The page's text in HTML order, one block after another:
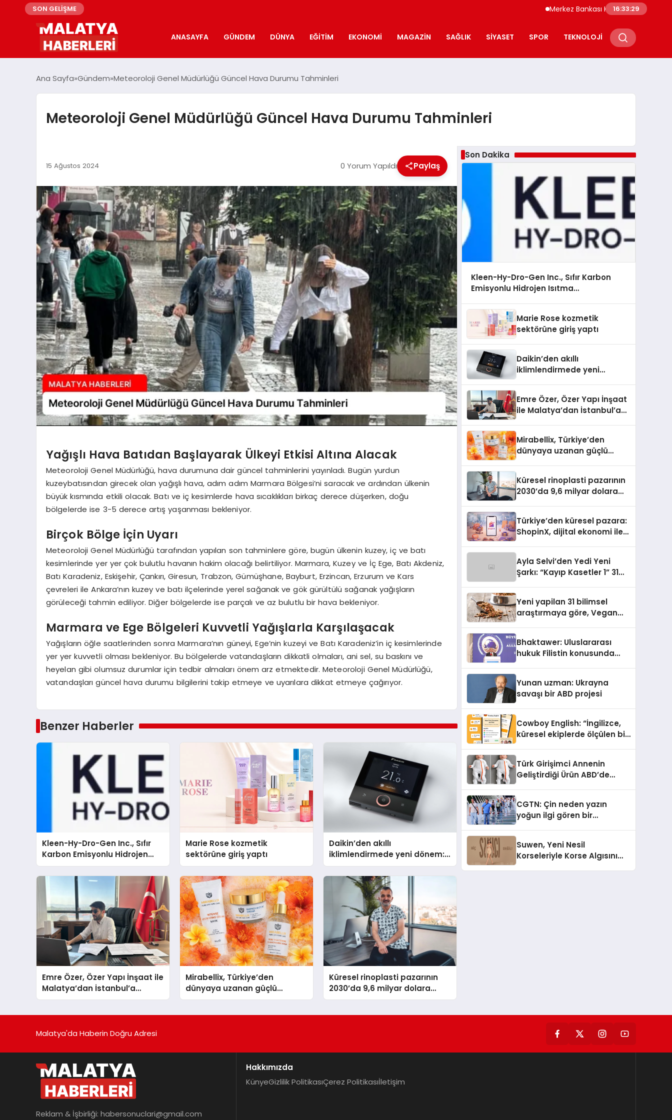
SON GELİŞME Merkez Bankası Kripto Varlık Merkezi
16:33:30
ANASAYFA GÜNDEM DÜNYA EĞITIM EKONOMI MAGAZIN SAĞLIK SIYASET SPOR TEKNOLOJI
Ana Sayfa Gündem Meteoroloji Genel Müdürlüğü Güncel Hava Durumu Tahminleri
Meteoroloji Genel Müdürlüğü Güncel Hava Durumu Tahminleri
15 Ağustos 2024 0 Yorum Yapıldı Paylaş
Yağışlı Hava Batıdan Başlayarak Ülkeyi Etkisi Altına Alacak
Meteoroloji Genel Müdürlüğü, hava durumuna dair güncel tahminlerini yayınladı. Bugün yurdun
kuzeybatısından girecek olan yağışlı hava, adım adım Marmara Bölgesi’ni saracak ve ardından ülkenin
büyük kısmında etkili olacak. Batı ve iç kesimlerde hava sıcaklıkları birkaç derece düşerken, doğu
bölgelerde ise 3-5 derece artış yaşanması bekleniyor.
Birçok Bölge İçin Uyarı
Meteoroloji Genel Müdürlüğü tarafından yapılan son tahminlere göre, bugün ülkenin kuzey, iç ve batı
kesimlerinde yer yer çok bulutlu havanın hakim olacağı belirtiliyor. Marmara, Kuzey ve İç Ege, Batı Akdeniz,
Batı Karadeniz, Eskişehir, Çankırı, Giresun, Trabzon, Gümüşhane, Bayburt, Erzincan, Erzurum ve Kars
çevreleri ile Ankara’nın kuzey ve batı ilçelerinde yerel sağanak ve gök gürültülü sağanak yağışların
görüleceği tahmin ediliyor. Diğer bölgelerde ise parçalı ve az bulutlu bir hava bekleniyor.
Marmara ve Ege Bölgeleri Kuvvetli Yağışlarla Karşılaşacak
Yağışların öğle saatlerinden sonra Marmara’nın güneyi, Ege’nin kuzeyi ve Batı Karadeniz’in iç kesimlerinde
yer yer kuvvetli olması bekleniyor. Bu bölgelerde vatandaşların dikkatli olmaları, ani sel, su baskını ve
heyelan gibi olumsuz durumlar için tedbir almaları önem arz etmektedir. Meteoroloji Genel Müdürlüğü,
vatandaşları güncel hava durumu bilgilerini takip etmeye ve uyarılara dikkat etmeye çağırıyor.
Benzer Haberler
Kleen-Hy-Dro-Gen Inc., Sıfır
Karbon Emisyonlu Hidrojen
Isıtma Teknolojisinde ISO ve
TSSA Düzenleyici Onaylarını
Aldı
Marie Rose kozmetik
sektörüne giriş yaptı
Daikin’den akıllı
iklimlendirmede yeni dönem:
Madoka Plus Türkiye’de
Emre Özer, Özer Yapı İnşaat ile
Malatya’dan İstanbul’a
Uzanan Başarı Hikâyesi
Mirabellix, Türkiye’den
dünyaya uzanan güçlü
büyümesini sürdürüyor
Küresel rinoplasti pazarının
2030’da 9,6 milyar dolara
ulaşması bekleniyor
Son Dakika
Kleen-Hy-Dro-Gen Inc., Sıfır Karbon
Emisyonlu Hidrojen Isıtma
Onaylarını Aldı
Marie Rose kozmetik
sektörüne giriş yaptı
Daikin’den akıllı
iklimlendirmede yeni
Emre Özer, Özer Yapı İnşaat
ile Malatya’dan İstanbul’a
Mirabellix, Türkiye’den
dünyaya uzanan güçlü
Küresel rinoplasti pazarının
2030’da 9,6 milyar dolara
Türkiye’den küresel pazara:
ShopinX, dijital ekonomi ile
Ayla Selvi’den Yedi Yeni
Şarkı: “Kayıp Kasetler 1” 31
Yeni yapilan 31 bilimsel
araştırmaya göre, Vegan
Sindirildiğini Ortaya Koydu
Bhaktawer: Uluslararası
hukuk Filistin konusunda
Yunan uzman: Ukrayna
savaşı bir ABD projesi
Cowboy English: “İngilizce,
küresel ekiplerde ölçülen bir
Türk Girişimci Annenin
Geliştirdiği Ürün ABD’de
Açısı Getiriyor.
CGTN: Çin neden yazın
yoğun ilgi gören bir
Suwen, Yeni Nesil
Korseleriyle Korse Algısını
Malatya'da Haberin Doğru Adresi
Reklam & İşbirliği: habersonuclari@gmail.com
Hakkımızda
KünyeGizlilik PolitikasıÇerez Politikasıİletişim